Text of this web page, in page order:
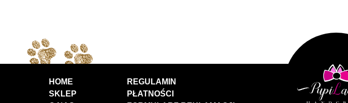
HOME
SKLEP
REGULAMIN
PŁATNOŚCI